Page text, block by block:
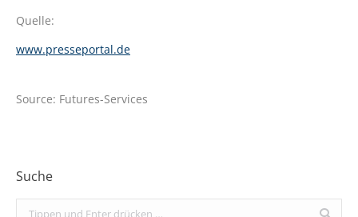
Quelle:
www.presseportal.de
Source: Futures-Services
Suche
Search: